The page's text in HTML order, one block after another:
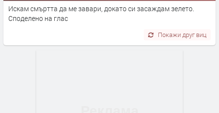
Искам смъртта да ме завари, докато си засаждам зелето.
Споделено на глас
Покажи друг виц